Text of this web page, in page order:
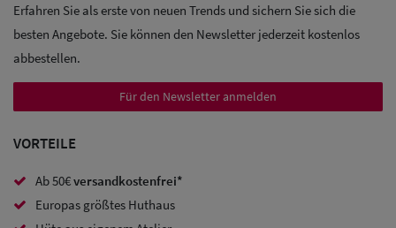
Sale: Caps
Erfahren Sie als erste von neuen Trends und sichern Sie sich die
besten Angebote. Sie können den Newsletter jederzeit kostenlos
abbestellen.
Für den Newsletter anmelden
VORTEILE
Ab 50€versandkostenfrei*
Europas größtes Huthaus